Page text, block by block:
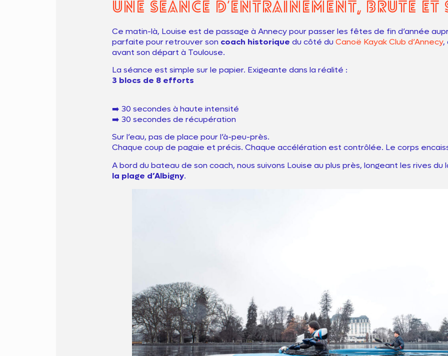
Une séance d’entraînement, brute et
Ce matin-là, Louise est de passage à Annecy pour passer les fêtes de fin d’année
parfaite pour retrouver son coach historique du côté duCanoë Kayak Club d’Annecy,
avant son départ à Toulouse.
La séance est simple sur le papier. Exigeante dans la réalité :
3 blocs de 8 efforts
➡️ 30 secondes à haute intensité
➡️ 30 secondes de récupération
Sur l’eau, pas de place pour l’à-peu-près.
Chaque coup de pagaie et précis. Chaque accélération est contrôlée. Le corps
A bord du bateau de son coach, nous suivons Louise au plus près, longeant les rives du
la plage d’Albigny.